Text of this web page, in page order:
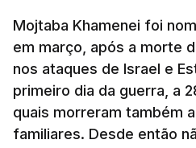
Mojtaba Khamenei foi
em março, após a morte
nos ataques de Israel e
primeiro dia da guerra, a
quais morreram também
familiares. Desde então